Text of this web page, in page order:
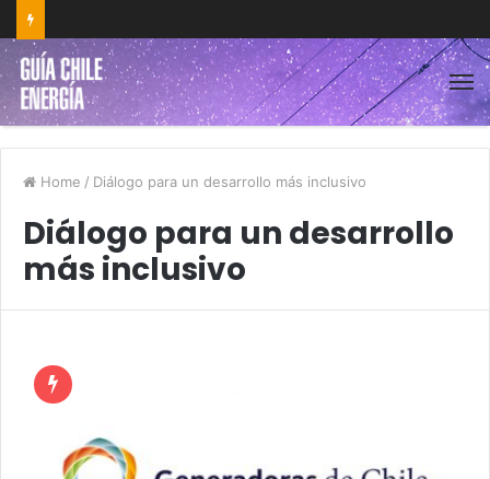
Home / Diálogo para un desarrollo más inclusivo
Diálogo para un desarrollo
más inclusivo